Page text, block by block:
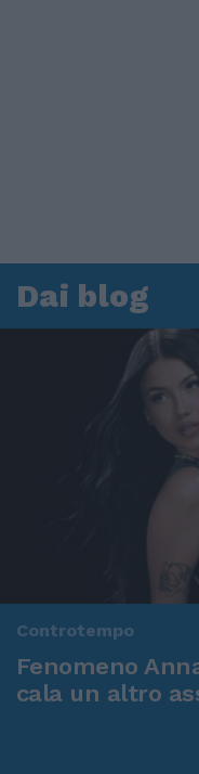
Dai blog
Controtempo
Fenomeno
cala un altro